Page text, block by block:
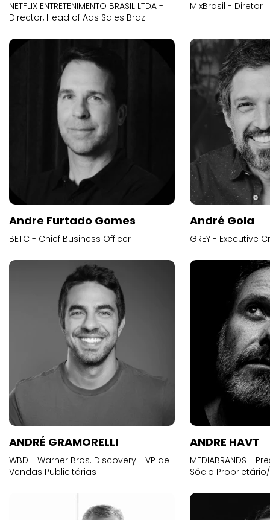
NETFLIX ENTRETENIMENTO BRASIL LTDA -
Director, Head of Ads Sales Brazil
MixBrasil - Diretor
Andre Furtado Gomes
BETC - Chief Business Officer
André Gola
GREY - Executive
ANDRÉ GRAMORELLI
WBD - Warner Bros. Discovery - VP de
Vendas Publicitárias
ANDRE HAVT
MEDIABRANDS -
Sócio